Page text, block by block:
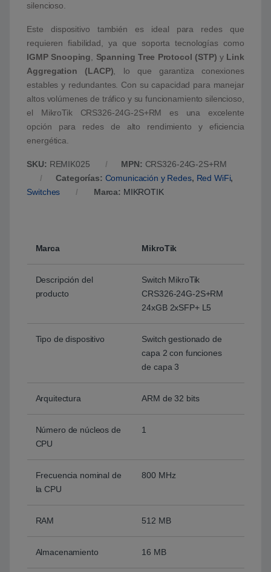
silencioso.
Este dispositivo también es ideal para redes que
requieren fiabilidad, ya que soporta tecnologías como
IGMP Snooping, Spanning Tree Protocol (STP) y Link
Aggregation (LACP), lo que garantiza conexiones
estables y redundantes. Con su capacidad para manejar
altos volúmenes de tráfico y su funcionamiento silencioso,
el MikroTik CRS326-24G-2S+RM es una excelente
opción para redes de alto rendimiento y eficiencia
energética.
SKU: REMIK025 MPN: CRS326-24G-2S+RM
Categorías: Comunicación y Redes, Red WiFi,
Switches
Marca: MIKROTIK
Marca MikroTik
Descripción del
producto
Switch MikroTik
CRS326-24G-2S+RM
24xGB 2xSFP+ L5
Tipo de dispositivo
Switch gestionado de
capa 2 con funciones
de capa 3
Arquitectura ARM de 32 bits
Número de núcleos de
CPU
1
Frecuencia nominal de
la CPU
800 MHz
RAM 512 MB
Almacenamiento 16 MB